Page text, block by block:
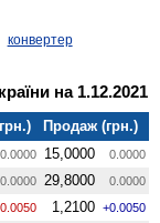
конвертер
на 1.12.2021
Продаж (грн.)
0.0000 15,0000 0.0000
0.0000 29,8000 0.0000
1,2100 +0.0050